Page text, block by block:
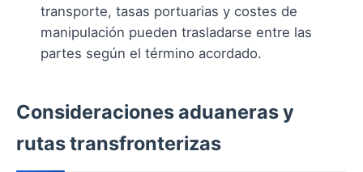
transporte, tasas portuarias y costes de
manipulación pueden trasladarse entre las
partes según el término acordado.
Consideraciones aduaneras y
rutas transfronterizas